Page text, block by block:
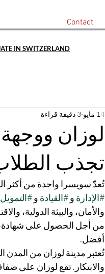
Contact
IN SWITZERLAND
لوزان
تجذب
14 مايو 3 دقيقة قراءة
تُعدّ سويسرا واحدة من أكثر
#الإدارة و #القيادة و #التمويل
والأمان، والبيئة الدولية،
من أجل الحصول على شهادة،
أفضل.
تُعتبر مدينة لوزان من المدن
والابتكار. تقع لوزان على